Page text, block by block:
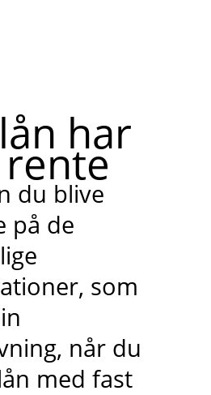
har
du blive
på de
som
når du
med fast